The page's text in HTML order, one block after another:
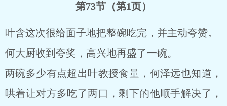
第73节（第1页）
叶含这次很给面子地把整碗吃完，并主动夸赞。
何大厨收到夸奖，高兴地再盛了一碗。
两碗多少有点超出叶教授食量，何泽远也知道，
哄着让对方多吃了两口，剩下的他顺手解决了，